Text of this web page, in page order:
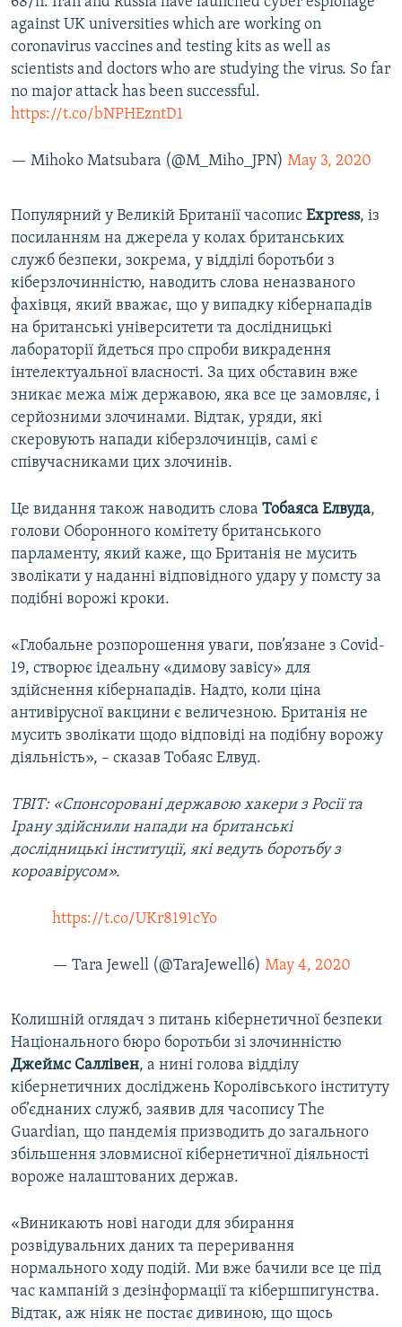
against UK universities which are working on
coronavirus vaccines and testing kits as well as
scientists and doctors who are studying the virus. So far
no major attack has been successful.
https://t.co/bNPHEzntD1
— Mihoko Matsubara (@M_Miho_JPN) May 3, 2020
Популярний у Великій Британії часопис Express, із
посиланням на джерела у колах британських
служб безпеки, зокрема, у відділі боротьби з
кіберзлочинністю, наводить слова неназваного
фахівця, який вважає, що у випадку кібернападів
на британські університети та дослідницькі
лабораторії йдеться про спроби викрадення
інтелектуальної власності. За цих обставин вже
зникає межа між державою, яка все це замовляє, і
серйозними злочинами. Відтак, уряди, які
скеровують напади кіберзлочинців, самі є
співучасниками цих злочинів.
Це видання також наводить слова Тобаяса Елвуда,
голови Оборонного комітету британського
парламенту, який каже, що Британія не мусить
зволікати у наданні відповідного удару у помсту за
подібні ворожі кроки.
«Глобальне розпорошення уваги, пов’язане з Covid-
19, створює ідеальну «димову завісу» для
здійснення кібернападів. Надто, коли ціна
антивірусної вакцини є величезною. Британія не
мусить зволікати щодо відповіді на подібну ворожу
діяльність», – сказав Тобаяс Елвуд.
ТВІТ: «Спонсоровані державою хакери з Росії та
Ірану здійснили напади на британські
дослідницькі інституції, які ведуть боротьбу з
короавірусом».
https://t.co/UKr8191cYo
— Tara Jewell (@TaraJewell6) May 4, 2020
Колишній оглядач з питань кібернетичної безпеки
Національного бюро боротьби зі злочинністю
Джеймс Саллівен, а нині голова відділу
кібернетичних досліджень Королівського інституту
об’єднаних служб, заявив для часопису The
Guardian, що пандемія призводить до загального
збільшення зловмисної кібернетичної діяльності
вороже налаштованих держав.
«Виникають нові нагоди для збирання
розвідувальних даних та переривання
нормального ходу подій. Ми вже бачили все це під
час кампаній з дезінформації та кібершпигунства.
Відтак, аж ніяк не постає дивиною, що щось